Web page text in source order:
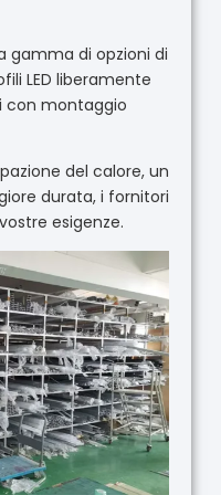
gamma di opzioni di
LED liberamente
con montaggio
del calore, un
durata, i fornitori
esigenze.